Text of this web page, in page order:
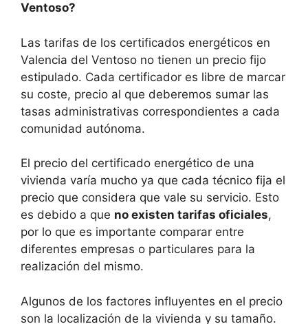
Ventoso?
Las tarifas de los certificados energéticos en
Valencia del Ventoso no tienen un precio fijo
estipulado. Cada certificador es libre de marcar
su coste, precio al que deberemos sumar las
tasas administrativas correspondientes a cada
comunidad autónoma.
El precio del certificado energético de una
vivienda varía mucho ya que cada técnico fija el
precio que considera que vale su servicio. Esto
es debido a que no existen tarifas oficiales,
por lo que es importante comparar entre
diferentes empresas o particulares para la
realización del mismo.
Algunos de los factores influyentes en el precio
son la localización de la vivienda y su tamaño.